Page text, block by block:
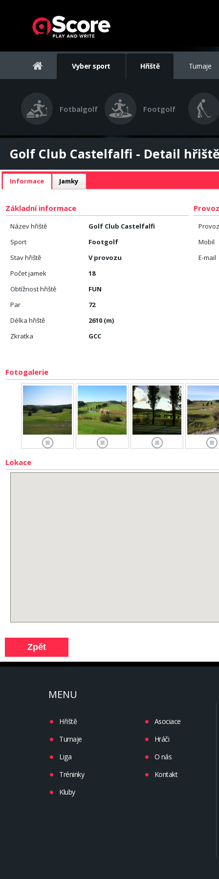
Vyber sport Hřiště Turnaje
Fotbalgolf Footgolf
Golf Club Castelfalfi - Detail
Informace Jamky
Základní informace
Název hřiště
Golf Club Castelfalfi
Sport
Footgolf
Stav hřiště
V provozu
Počet jamek
18
Obtížnost hřiště
FUN
Par
72
Délka hřiště
2610 (m)
Zkratka
GCC
Mobil
E-mail
Fotogalerie
Lokace
MENU
Hřiště
Turnaje
Liga
Tréninky
Kluby
Asociace
Hráči
O nás
Kontakt